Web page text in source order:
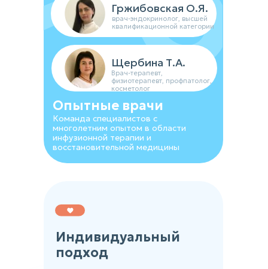
Опытные врачи
Команда специалистов с
многолетним опытом в области
инфузионной терапии и
восстановительной медицины
Индивидуальный
подход
Гржибовская О.Я.
врач-эндокринолог, высшей
квалификационной категории
Щербина Т.А.
Врач-терапевт,
физиотерапевт, профпатолог,
косметолог